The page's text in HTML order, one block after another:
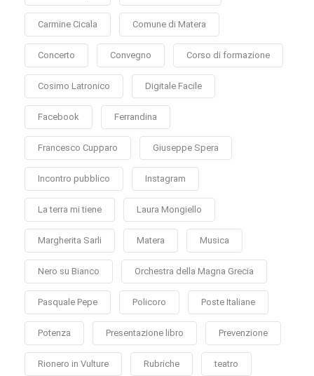
Carmine Cicala Comune di Matera
Concerto Convegno Corso di formazione
Cosimo Latronico Digitale Facile
Facebook Ferrandina
Francesco Cupparo Giuseppe Spera
Incontro pubblico Instagram
La terra mi tiene Laura Mongiello
Margherita Sarli Matera Musica
Nero su Bianco Orchestra della Magna Grecia
Pasquale Pepe Policoro Poste Italiane
Potenza Presentazione libro Prevenzione
Rionero in Vulture Rubriche teatro